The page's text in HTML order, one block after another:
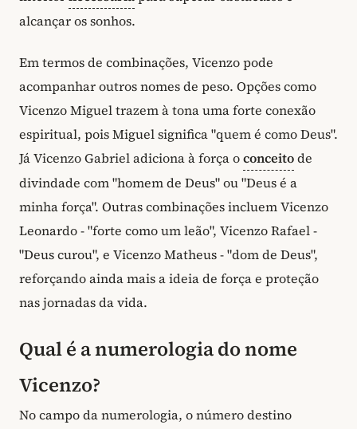
alcançar os sonhos.
Em termos de combinações, Vicenzo pode
acompanhar outros nomes de peso. Opções como
Vicenzo Miguel trazem à tona uma forte conexão
espiritual, pois Miguel significa "quem é como Deus".
Já Vicenzo Gabriel adiciona à força oconceitode
divindade com "homem de Deus" ou "Deus é a
minha força". Outras combinações incluem Vicenzo
Leonardo - "forte como um leão", Vicenzo Rafael -
"Deus curou", e Vicenzo Matheus - "dom de Deus",
reforçando ainda mais a ideia de força e proteção
nas jornadas da vida.
Qual é a numerologia do nome
Vicenzo?
No campo da numerologia, o número destino